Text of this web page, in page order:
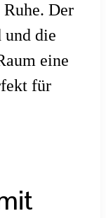
Der
und die
eine
für